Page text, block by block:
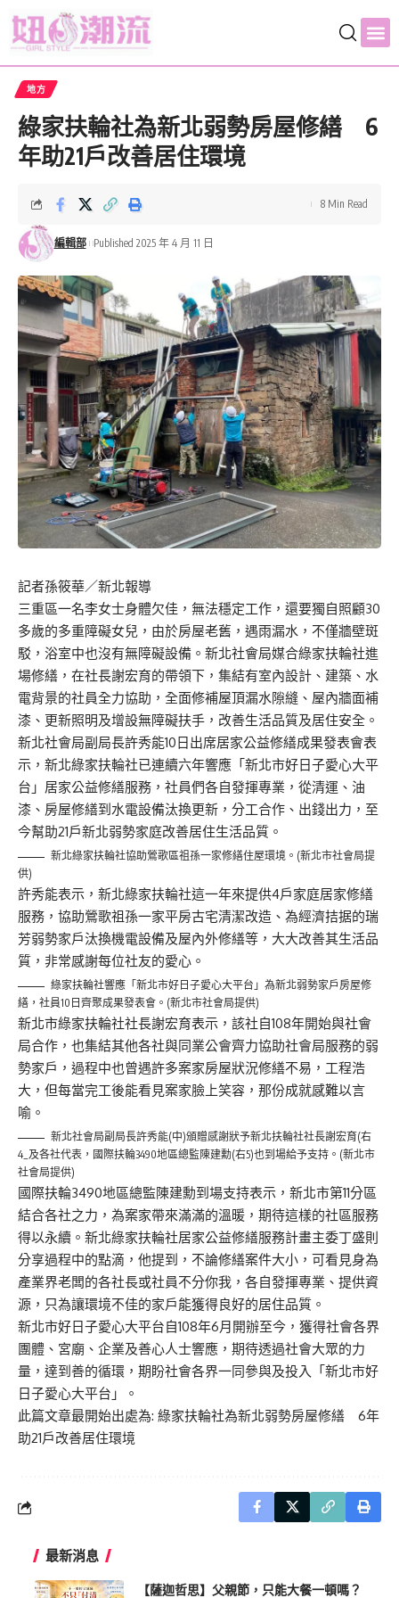
地方
綠家扶輪社為新北弱勢房屋修繕 6
年助21戶改善居住環境
編輯部 Published 2025 年 4 月 11 日
8 Min Read
記者孫筱華／新北報導
三重區一名李女士身體欠佳，無法穩定工作，還要獨自照顧30
多歲的多重障礙女兒，由於房屋老舊，遇雨漏水，不僅牆壁斑
駁，浴室中也沒有無障礙設備。新北社會局媒合綠家扶輪社進
場修繕，在社長謝宏育的帶領下，集結有室內設計、建築、水
電背景的社員全力協助，全面修補屋頂漏水隙縫、屋內牆面補
漆、更新照明及增設無障礙扶手，改善生活品質及居住安全。
新北社會局副局長許秀能10日出席居家公益修繕成果發表會表
示，新北綠家扶輪社已連續六年響應「新北市好日子愛心大平
台」居家公益修繕服務，社員們各自發揮專業，從清運、油
漆、房屋修繕到水電設備汰換更新，分工合作、出錢出力，至
今幫助21戶新北弱勢家庭改善居住生活品質。
新北綠家扶輪社協助鶯歌區祖孫一家修繕住屋環境。(新北市社會局提
供)
許秀能表示，新北綠家扶輪社這一年來提供4戶家庭居家修繕
服務，協助鶯歌祖孫一家平房古宅清潔改造、為經濟拮据的瑞
芳弱勢家戶汰換機電設備及屋內外修繕等，大大改善其生活品
質，非常感謝每位社友的愛心。
綠家扶輪社響應「新北市好日子愛心大平台」為新北弱勢家戶房屋修
繕，社員10日齊聚成果發表會。(新北市社會局提供)
新北市綠家扶輪社社長謝宏育表示，該社自108年開始與社會
局合作，也集結其他各社與同業公會齊力協助社會局服務的弱
勢家戶，過程中也曾遇許多案家房屋狀況修繕不易，工程浩
大，但每當完工後能看見案家臉上笑容，那份成就感難以言
喻。
新北社會局副局長許秀能(中)頒贈感謝狀予新北扶輪社社長謝宏育(右
4_及各社代表，國際扶輪3490地區總監陳建勳(右5)也到場給予支持。(新北市
社會局提供)
國際扶輪3490地區總監陳建勳到場支持表示，新北市第11分區
結合各社之力，為案家帶來滿滿的溫暖，期待這樣的社區服務
得以永續。新北綠家扶輪社居家公益修繕服務計畫主委丁盛則
分享過程中的點滴，他提到，不論修繕案件大小，可看見身為
產業界老闆的各社長或社員不分你我，各自發揮專業、提供資
源，只為讓環境不佳的家戶能獲得良好的居住品質。
新北市好日子愛心大平台自108年6月開辦至今，獲得社會各界
團體、宮廟、企業及善心人士響應，期待透過社會大眾的力
量，達到善的循環，期盼社會各界一同參與及投入「新北市好
日子愛心大平台」。
此篇文章最開始出處為: 綠家扶輪社為新北弱勢房屋修繕 6年
助21戶改善居住環境
最新消息
【薩迦哲思】父親節，只能大餐一頓嗎？